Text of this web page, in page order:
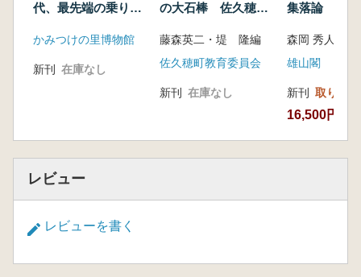
代、最先端の乗り物
か。
かみつけの里博物館
新刊 在庫なし
の大石棒 佐久穂町
とその性格
藤森英二・堤 隆編
佐久穂町教育委員会
新刊 在庫なし
集落論
雄山閣
新刊 取り寄せ
16,500円
レビュー
レビューを書く